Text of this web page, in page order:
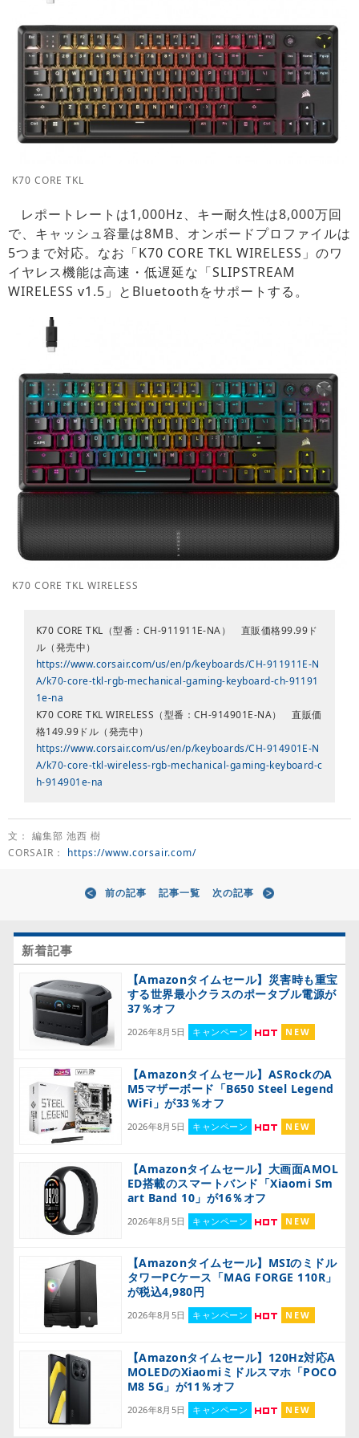
K70 CORE TKL
レポートレートは1,000Hz、キー耐久性は8,000万回
で、キャッシュ容量は8MB、オンボードプロファイルは
5つまで対応。なお「K70 CORE TKL WIRELESS」のワ
イヤレス機能は高速・低遅延な「SLIPSTREAM
WIRELESS v1.5」とBluetoothをサポートする。
K70 CORE TKL WIRELESS
K70 CORE TKL（型番：CH-911911E-NA） 直販価格99.99ド
ル（発売中）
https://www.corsair.com/us/en/p/keyboards/CH-911911E-N
A/k70-core-tkl-rgb-mechanical-gaming-keyboard-ch-91191
1e-na
K70 CORE TKL WIRELESS（型番：CH-914901E-NA） 直販価
格149.99ドル（発売中）
https://www.corsair.com/us/en/p/keyboards/CH-914901E-N
A/k70-core-tkl-wireless-rgb-mechanical-gaming-keyboard-c
h-914901e-na
文： 編集部 池西 樹
CORSAIR： https://www.corsair.com/
前の記事 記事一覧 次の記事
新着記事
【Amazonタイムセール】災害時も重宝
する世界最小クラスのポータブル電源が
37％オフ
2026年8月5日 キャンペーン NEW
【Amazonタイムセール】ASRockのA
M5マザーボード「B650 Steel Legend
WiFi」が33％オフ
2026年8月5日 キャンペーン NEW
【Amazonタイムセール】大画面AMOL
ED搭載のスマートバンド「Xiaomi Sm
art Band 10」が16％オフ
2026年8月5日 キャンペーン NEW
【Amazonタイムセール】MSIのミドル
タワーPCケース「MAG FORGE 110R」
が税込4,980円
2026年8月5日 キャンペーン NEW
【Amazonタイムセール】120Hz対応A
MOLEDのXiaomiミドルスマホ「POCO
M8 5G」が11％オフ
2026年8月5日 キャンペーン NEW